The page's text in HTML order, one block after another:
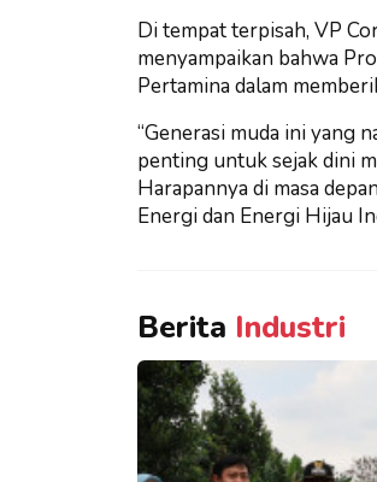
Di tempat terpisah, VP
menyampaikan bahwa
Pertamina dalam
“Generasi muda ini yang
penting untuk sejak dini
Harapannya di masa
Energi dan Energi Hijau
Berita Industri